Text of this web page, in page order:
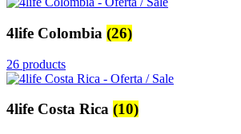
4life Colombia (26)
26 products
4life Costa Rica (10)